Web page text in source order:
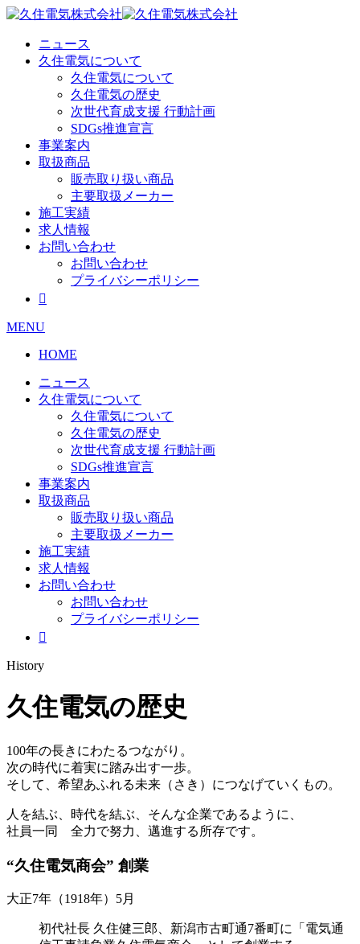
Skip
contentニュース
久住電気について
久住電気について
久住電気の歴史
次世代育成支援 行動計画
SDGs推進宣言
事業案内
取扱商品
販売取り扱い商品
主要取扱メーカー
施工実績
求人情報
お問い合わせ
お問い合わせ
プライバシーポリシー

MENU
HOME
ニュース
久住電気について
久住電気について
久住電気の歴史
次世代育成支援 行動計画
SDGs推進宣言
事業案内
取扱商品
販売取り扱い商品
主要取扱メーカー
施工実績
求人情報
お問い合わせ
お問い合わせ
プライバシーポリシー

History
久住電気の歴史
100年の長きにわたるつながり。
次の時代に着実に踏み出す一歩。
そして、希望あふれる未来（さき）につなげていくもの。
人を結ぶ、時代を結ぶ、そんな企業であるように、
社員一同 全力で努力、邁進する所存です。
“久住電気商会” 創業
大正7年（1918年）5月
初代社長 久住健三郎、新潟市古町通7番町に「電気通